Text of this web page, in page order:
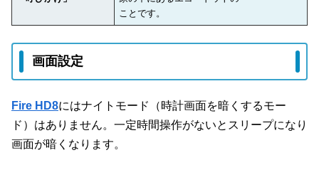
ことです。
画面設定
Fire HD8にはナイトモード（時計画面を暗くするモー
ド）はありません。一定時間操作がないとスリープになり
画面が暗くなります。